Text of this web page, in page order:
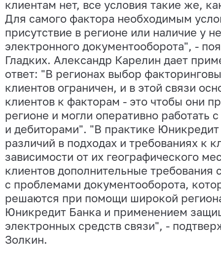
клиентам нет, все условия такие же,
Для самого фактора необходимым
присутствие в регионе или наличие у
электронного документооборота", -
Гладких. Александр Карелин дает
ответ: "В регионах выбор
клиентов ограничен, и в этой связи
клиентов к факторам - это чтобы они
регионе и могли оперативно работать
и дебиторами". "В практике Юникредит
различий в подходах и требованиях к
зависимости от их географического
клиентов дополнительные требования
с проблемами документооборота,
решаются при помощи широкой
Юникредит Банка и применением
электронных средств связи", -
Золкин.